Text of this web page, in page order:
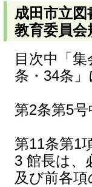
成田市立
教育委員
目次中「
条・34条
第2条第5
第11条第1
3 館長は、
及び前各